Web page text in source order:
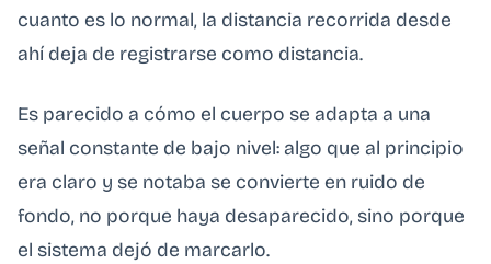
cuanto es lo normal, la distancia recorrida desde
ahí deja de registrarse como distancia.
Es parecido a cómo el cuerpo se adapta a una
señal constante de bajo nivel: algo que al principio
era claro y se notaba se convierte en ruido de
fondo, no porque haya desaparecido, sino porque
el sistema dejó de marcarlo.